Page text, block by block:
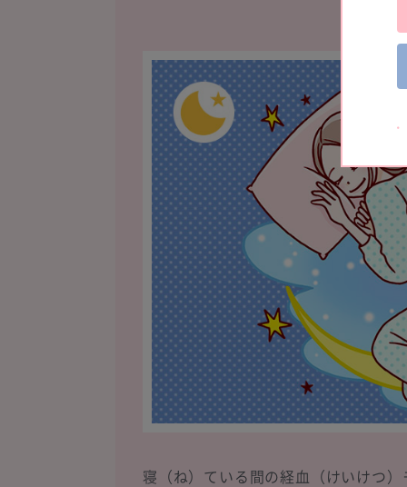
寝（ね）ている間の経血（けいけつ